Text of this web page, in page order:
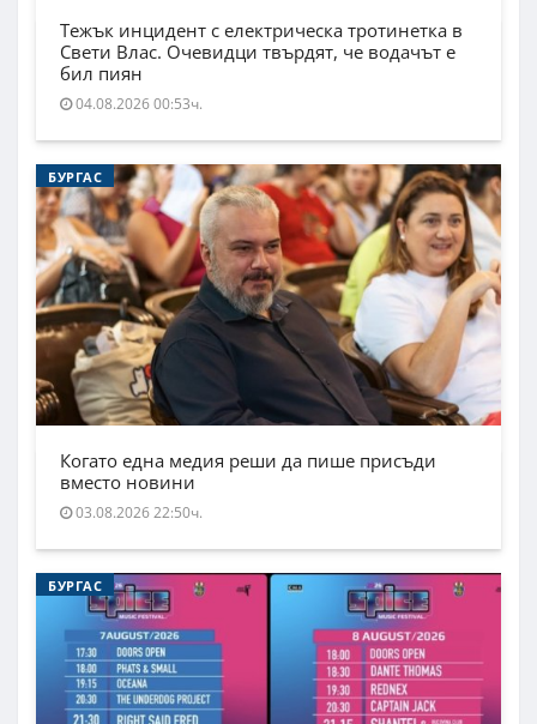
Тежък инцидент с електрическа тротинетка в
Свети Влас. Очевидци твърдят, че водачът е
бил пиян
04.08.2026 00:53ч.
БУРГАС
Когато една медия реши да пише присъди
вместо новини
03.08.2026 22:50ч.
БУРГАС